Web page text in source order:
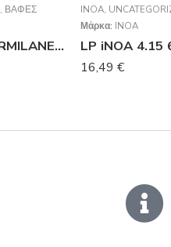
, ΒΑΦΈΣ
LP iNOA 4.62 CARMILANE 60G VJ13
INOA,
Μάρκα: INOA
LP iNOA 4.15
16,49 €